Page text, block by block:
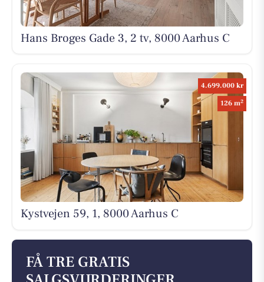
Hans Broges Gade 3, 2 tv, 8000 Aarhus C
4.699.000 kr
126 m2
Kystvejen 59, 1, 8000 Aarhus C
FÅ TRE GRATIS